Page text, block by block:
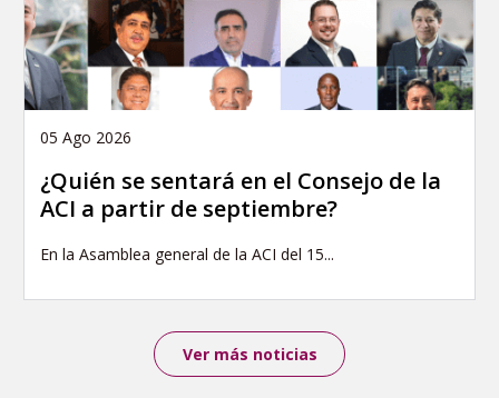
05 Ago 2026
¿Quién se sentará en el Consejo de la
ACI a partir de septiembre?
En la Asamblea general de la ACI del 15...
Ver más noticias